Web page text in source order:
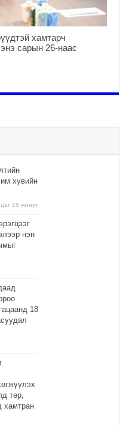
хамтарч
сарын 26-наас
хувийн
15 минут
нэн
18
төр,
хамтран